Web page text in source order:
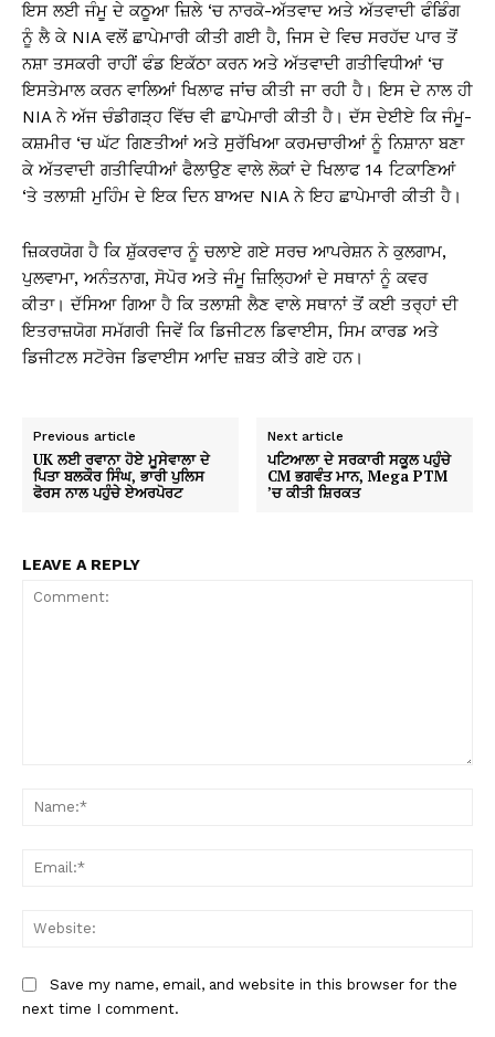
ਇਸ ਲਈ ਜੰਮੂ ਦੇ ਕਠੂਆ ਜ਼ਿਲੇ ‘ਚ ਨਾਰਕੋ-ਅੱਤਵਾਦ ਅਤੇ ਅੱਤਵਾਦੀ ਫੰਡਿੰਗ
ਨੂੰ ਲੈ ਕੇ NIA ਵਲੋਂ ਛਾਪੇਮਾਰੀ ਕੀਤੀ ਗਈ ਹੈ, ਜਿਸ ਦੇ ਵਿਚ ਸਰਹੱਦ ਪਾਰ ਤੋਂ
ਨਸ਼ਾ ਤਸਕਰੀ ਰਾਹੀਂ ਫੰਡ ਇਕੱਠਾ ਕਰਨ ਅਤੇ ਅੱਤਵਾਦੀ ਗਤੀਵਿਧੀਆਂ ‘ਚ
ਇਸਤੇਮਾਲ ਕਰਨ ਵਾਲਿਆਂ ਖਿਲਾਫ ਜਾਂਚ ਕੀਤੀ ਜਾ ਰਹੀ ਹੈ। ਇਸ ਦੇ ਨਾਲ ਹੀ
NIA ਨੇ ਅੱਜ ਚੰਡੀਗੜ੍ਹ ਵਿੱਚ ਵੀ ਛਾਪੇਮਾਰੀ ਕੀਤੀ ਹੈ। ਦੱਸ ਦੇਈਏ ਕਿ ਜੰਮੂ-
ਕਸ਼ਮੀਰ ‘ਚ ਘੱਟ ਗਿਣਤੀਆਂ ਅਤੇ ਸੁਰੱਖਿਆ ਕਰਮਚਾਰੀਆਂ ਨੂੰ ਨਿਸ਼ਾਨਾ ਬਣਾ
ਕੇ ਅੱਤਵਾਦੀ ਗਤੀਵਿਧੀਆਂ ਫੈਲਾਉਣ ਵਾਲੇ ਲੋਕਾਂ ਦੇ ਖਿਲਾਫ 14 ਟਿਕਾਣਿਆਂ
‘ਤੇ ਤਲਾਸ਼ੀ ਮੁਹਿੰਮ ਦੇ ਇਕ ਦਿਨ ਬਾਅਦ NIA ਨੇ ਇਹ ਛਾਪੇਮਾਰੀ ਕੀਤੀ ਹੈ।
ਜ਼ਿਕਰਯੋਗ ਹੈ ਕਿ ਸ਼ੁੱਕਰਵਾਰ ਨੂੰ ਚਲਾਏ ਗਏ ਸਰਚ ਆਪਰੇਸ਼ਨ ਨੇ ਕੁਲਗਾਮ,
ਪੁਲਵਾਮਾ, ਅਨੰਤਨਾਗ, ਸੋਪੋਰ ਅਤੇ ਜੰਮੂ ਜ਼ਿਲ੍ਹਿਆਂ ਦੇ ਸਥਾਨਾਂ ਨੂੰ ਕਵਰ
ਕੀਤਾ। ਦੱਸਿਆ ਗਿਆ ਹੈ ਕਿ ਤਲਾਸ਼ੀ ਲੈਣ ਵਾਲੇ ਸਥਾਨਾਂ ਤੋਂ ਕਈ ਤਰ੍ਹਾਂ ਦੀ
ਇਤਰਾਜ਼ਯੋਗ ਸਮੱਗਰੀ ਜਿਵੇਂ ਕਿ ਡਿਜੀਟਲ ਡਿਵਾਈਸ, ਸਿਮ ਕਾਰਡ ਅਤੇ
ਡਿਜੀਟਲ ਸਟੋਰੇਜ ਡਿਵਾਈਸ ਆਦਿ ਜ਼ਬਤ ਕੀਤੇ ਗਏ ਹਨ।
Previous article
UK ਲਈ ਰਵਾਨਾ ਹੋਏ ਮੂਸੇਵਾਲਾ ਦੇ
ਪਿਤਾ ਬਲਕੌਰ ਸਿੰਘ, ਭਾਰੀ ਪੁਲਿਸ
ਫੋਰਸ ਨਾਲ ਪਹੁੰਚੇ ਏਅਰਪੋਰਟ
Next article
ਪਟਿਆਲਾ ਦੇ ਸਰਕਾਰੀ ਸਕੂਲ ਪਹੁੰਚੇ
CM ਭਗਵੰਤ ਮਾਨ, Mega PTM
’ਚ ਕੀਤੀ ਸ਼ਿਰਕਤ
LEAVE A REPLY
Save my name, email, and website in this browser for the
next time I comment.